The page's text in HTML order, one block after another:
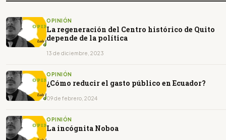
OPINIÓN
La regeneración del Centro histórico de Quito
depende de la política
13 de diciembre, 2023
OPINIÓN
¿Cómo reducir el gasto público en Ecuador?
09 de febrero, 2024
OPINIÓN
La incógnita Noboa